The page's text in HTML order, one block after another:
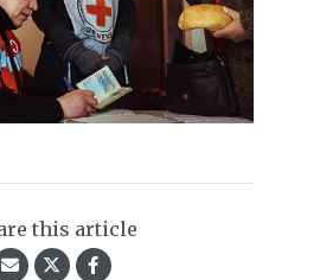
this article